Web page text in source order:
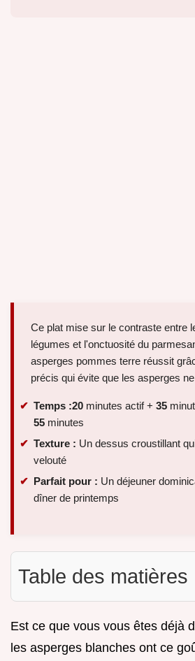
Ce plat mise sur le contraste entre
légumes et l'onctuosité du
asperges pommes terre réussit
précis qui évite que les asperges
Temps :20 minutes actif + 35
55 minutes
Texture : Un dessus croustillant
velouté
Parfait pour : Un déjeuner
dîner de printemps
Table des matières
Est ce que vous vous êtes déjà
les asperges blanches ont ce